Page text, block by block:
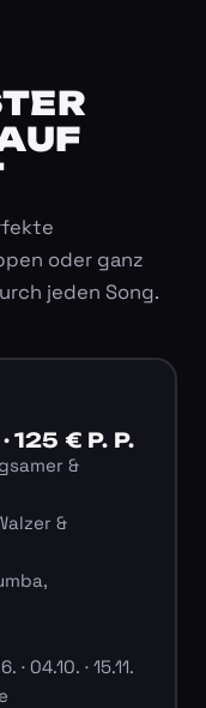
oder ganz
jeden Song.
125 € P. P.
&
&
04.10. · 15.11.